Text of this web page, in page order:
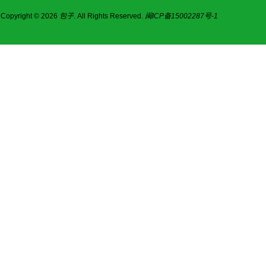
Copyright © 2026 包子. All Rights Reserved. 闽ICP备15002287号-1